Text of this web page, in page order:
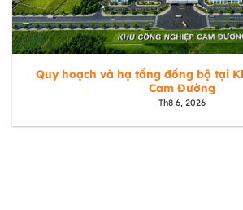
Quy hoạch và hạ tầng đồng bộ tại
Cam Đường
Th8 6, 2026